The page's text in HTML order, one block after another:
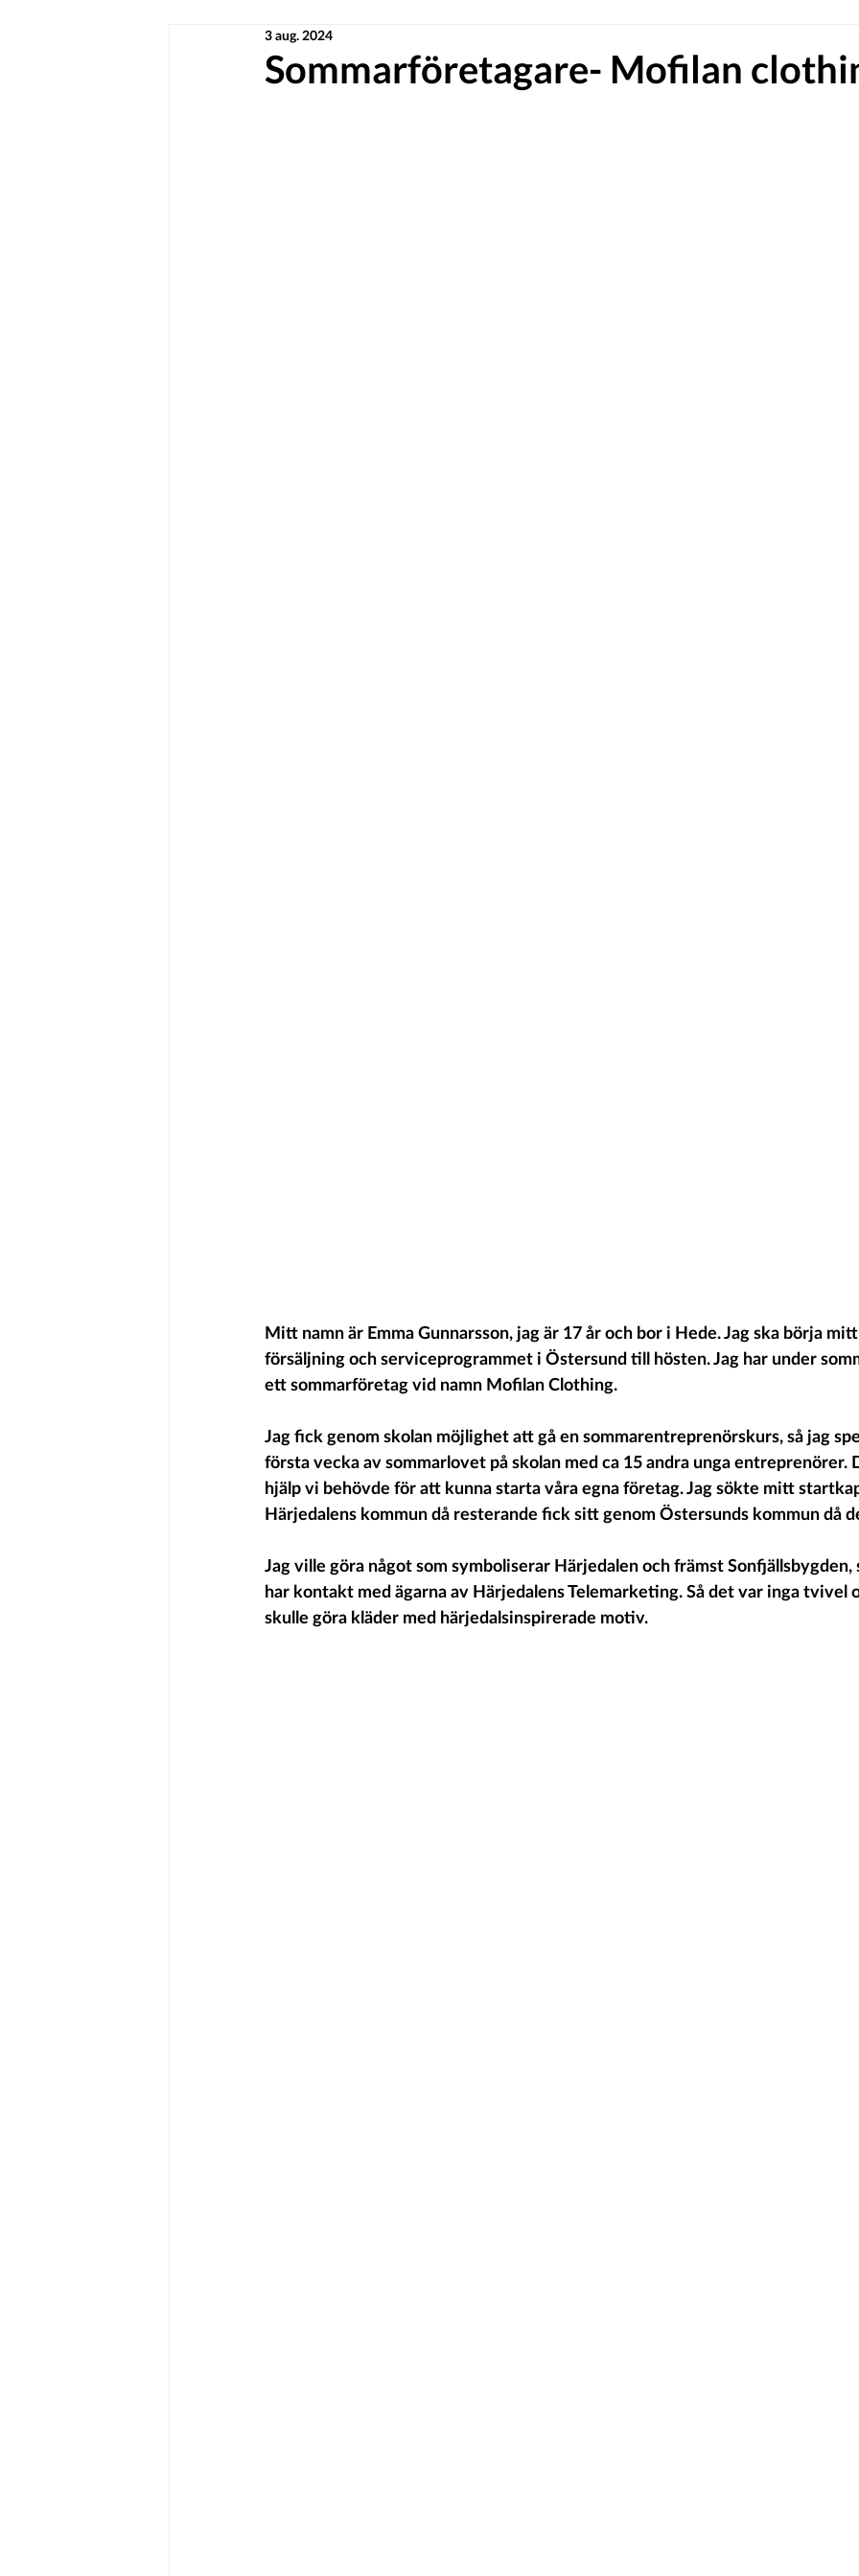
Sommarföretagare- Mofilan
3 aug. 2024
Mitt namn är Emma Gunnarsson, jag är 17 år och bor i Hede. Jag ska börja
försäljning och serviceprogrammet i Östersund till hösten. Jag har under
ett sommarföretag vid namn Mofilan Clothing.
Jag fick genom skolan möjlighet att gå en sommarentreprenörskurs, så jag
första vecka av sommarlovet på skolan med ca 15 andra unga entreprenörer.
hjälp vi behövde för att kunna starta våra egna företag. Jag sökte mitt
Härjedalens kommun då resterande fick sitt genom Östersunds kommun då
Jag ville göra något som symboliserar Härjedalen och främst
har kontakt med ägarna av Härjedalens Telemarketing. Så det var inga tvivel
skulle göra kläder med härjedalsinspirerade motiv.